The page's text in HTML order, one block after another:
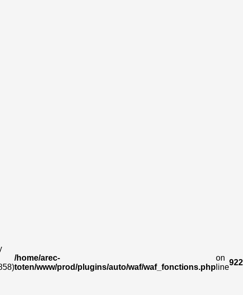
/home/arec-
toten/www/prod/plugins/auto/waf/waf_fonctions.php
on
line
922